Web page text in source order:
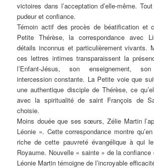
victoires dans l’acceptation d’elle-même.
pudeur et confiance.
Témoin actif des procès de béatification et
Petite Thérèse, la correspondance avec
détails inconnus et particulièrement vivants.
ces lettres intimes transparaissent la
l’Enfant-Jésus, son enseignement,
intercession constante. La Petite voie que
une authentique disciple de Thérèse, ce
avec la spiritualité de saint François de
choisie.
Moins douée que ses sœurs, Zélie Martin
Léonie ». Cette correspondance montre
riche de cette pauvreté évangélique à qui
Royaume. Nouvelle « sainte » de la confiance
Léonie Martin témoigne de l’incroyable